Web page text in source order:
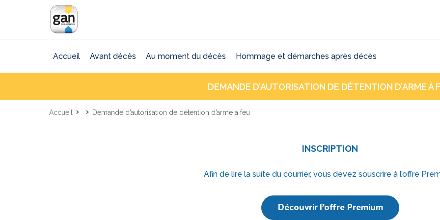
Accueil Avant décès Au moment du décès Hommage et démarches après décès
DEMANDE D’AUTORISATION DE DÉTENTION D’ARME À
Accueil Demande d’autorisation de détention d’arme à feu
INSCRIPTION
Afin de lire la suite du courrier, vous devez souscrire à l’offre
Découvrir l’offre Premium